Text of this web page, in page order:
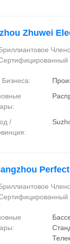
Zhuwei
Бизнеса:
/